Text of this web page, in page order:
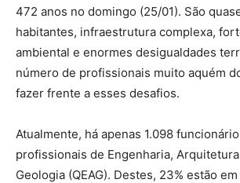
472 anos no domingo (25/01). São
habitantes, infraestrutura complexa,
ambiental e enormes desigualdades
número de profissionais muito aquém
fazer frente a esses desafios.
Atualmente, há apenas 1.098
profissionais de Engenharia,
Geologia (QEAG). Destes, 23% estão